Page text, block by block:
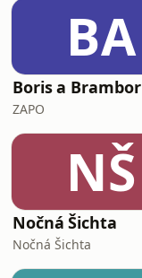
BA
Boris a Brambor
ZAPO
NŠ
Nočná Šichta
Nočná Šichta